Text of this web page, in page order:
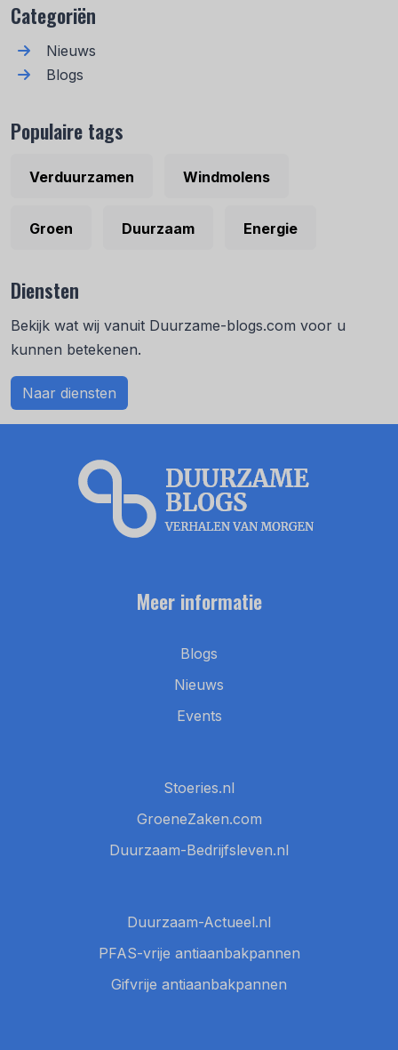
Categoriën
Nieuws
Blogs
Populaire tags
Verduurzamen Windmolens
Groen Duurzaam Energie
Diensten
Bekijk wat wij vanuit Duurzame-blogs.com voor u
kunnen betekenen.
Naar diensten
Meer informatie
Blogs
Nieuws
Events
Stoeries.nl
GroeneZaken.com
Duurzaam-Bedrijfsleven.nl
Duurzaam-Actueel.nl
PFAS-vrije antiaanbakpannen
Gifvrije antiaanbakpannen